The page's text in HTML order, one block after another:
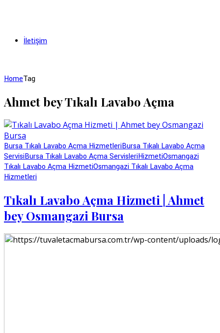
İletişim
HomeTag
Ahmet bey Tıkalı Lavabo Açma
Bursa Tıkalı Lavabo Açma HizmetleriBursa Tıkalı Lavabo Açma
ServisiBursa Tıkalı Lavabo Açma ServisleriHizmetiOsmangazi
Tıkalı Lavabo Açma HizmetiOsmangazi Tıkalı Lavabo Açma
Hizmetleri
Tıkalı Lavabo Açma Hizmeti | Ahmet
bey Osmangazi Bursa